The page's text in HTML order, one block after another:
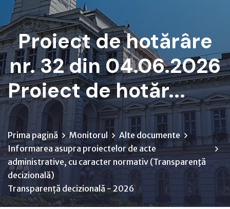
Proiect de hotărâre
nr. 32 din 04.06.2026
Proiect de hotăr...
Prima pagină Monitorul
Alte documente
Informarea asupra proiectelor de acte
administrative, cu caracter normativ (Transparenţă
decizională)
Transparență decizională - 2026